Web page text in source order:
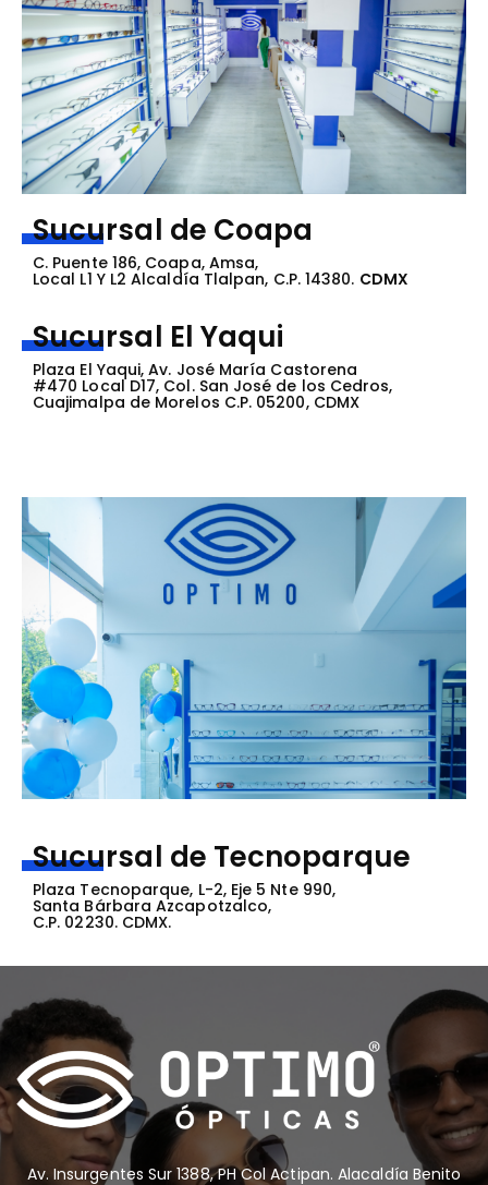
Sucursal de Coapa
C. Puente 186, Coapa, Amsa,
Local L1 Y L2 Alcaldía Tlalpan, C.P. 14380. CDMX
Sucursal El Yaqui
Plaza El Yaqui, Av. José María Castorena
#470 Local D17, Col. San José de los Cedros,
Cuajimalpa de Morelos C.P. 05200, CDMX
Sucursal de Tecnoparque
Plaza Tecnoparque, L-2, Eje 5 Nte 990,
Santa Bárbara Azcapotzalco,
C.P. 02230. CDMX.
Av. Insurgentes Sur 1388, PH Col Actipan. Alacaldía Benito